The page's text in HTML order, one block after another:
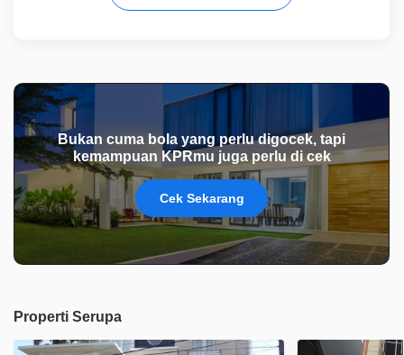
Bukan cuma bola yang perlu digocek, tapi
kemampuan KPRmu juga perlu di cek
Cek Sekarang
Properti Serupa